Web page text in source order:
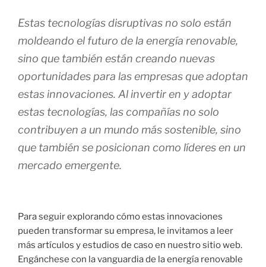
Estas tecnologías disruptivas no solo están
moldeando el futuro de la energía renovable,
sino que también están creando nuevas
oportunidades para las empresas que adoptan
estas innovaciones. Al invertir en y adoptar
estas tecnologías, las compañías no solo
contribuyen a un mundo más sostenible, sino
que también se posicionan como líderes en un
mercado emergente.
Para seguir explorando cómo estas innovaciones
pueden transformar su empresa, le invitamos a leer
más artículos y estudios de caso en nuestro sitio web.
Engánchese con la vanguardia de la energía renovable